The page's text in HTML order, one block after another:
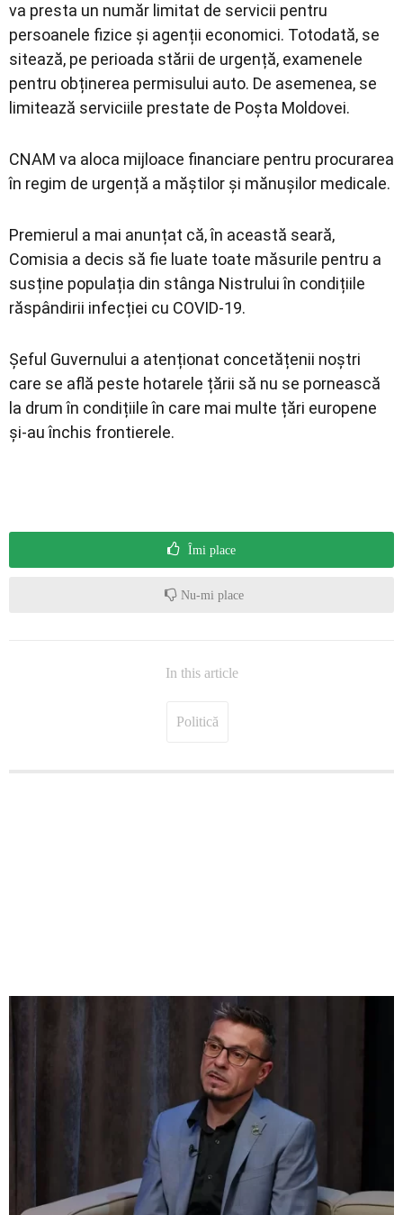
va presta un număr limitat de servicii pentru
persoanele fizice și agenții economici. Totodată, se
sitează, pe perioada stării de urgență, examenele
pentru obținerea permisului auto. De asemenea, se
limitează serviciile prestate de Poșta Moldovei.
CNAM va aloca mijloace financiare pentru procurarea
în regim de urgență a măștilor și mănușilor medicale.
Premierul a mai anunțat că, în această seară,
Comisia a decis să fie luate toate măsurile pentru a
susține populația din stânga Nistrului în condițiile
răspândirii infecției cu COVID-19.
Șeful Guvernului a atenționat concetățenii noștri
care se află peste hotarele țării să nu se pornească
la drum în condițiile în care mai multe țări europene
și-au închis frontierele.
Îmi place
Nu-mi place
In this article
Politică